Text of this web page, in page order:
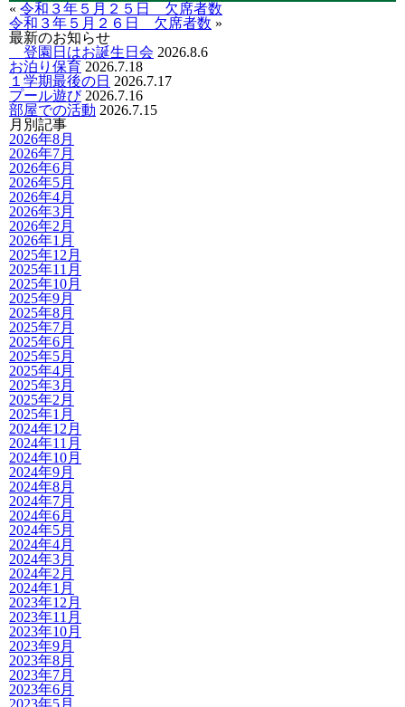
« 令和３年５月２５日 欠席者数
令和３年５月２６日 欠席者数 »
最新のお知らせ
登園日はお誕生日会 2026.8.6
お泊り保育 2026.7.18
１学期最後の日 2026.7.17
プール遊び 2026.7.16
部屋での活動 2026.7.15
月別記事
2026年8月
2026年7月
2026年6月
2026年5月
2026年4月
2026年3月
2026年2月
2026年1月
2025年12月
2025年11月
2025年10月
2025年9月
2025年8月
2025年7月
2025年6月
2025年5月
2025年4月
2025年3月
2025年2月
2025年1月
2024年12月
2024年11月
2024年10月
2024年9月
2024年8月
2024年7月
2024年6月
2024年5月
2024年4月
2024年3月
2024年2月
2024年1月
2023年12月
2023年11月
2023年10月
2023年9月
2023年8月
2023年7月
2023年6月
2023年5月